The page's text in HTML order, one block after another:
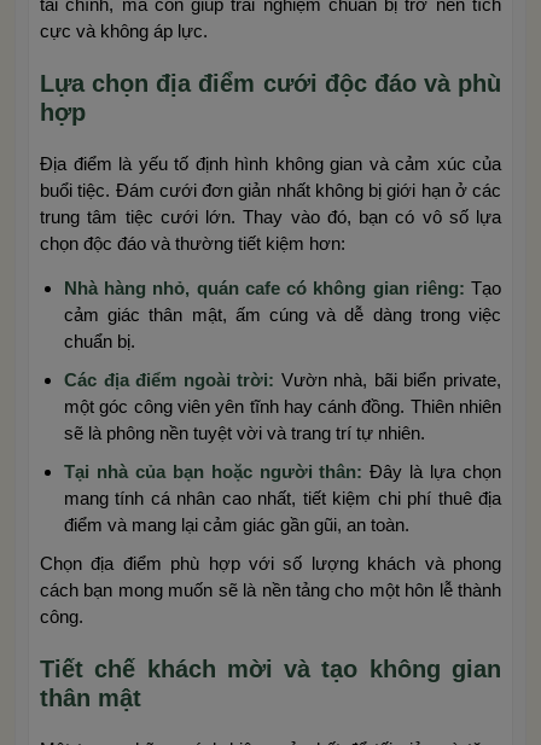
tài chính, mà còn giúp trải nghiệm chuẩn bị trở nên tích
cực và không áp lực.
Lựa chọn địa điểm cưới độc đáo và phù
hợp
Địa điểm là yếu tố định hình không gian và cảm xúc của
buổi tiệc. Đám cưới đơn giản nhất không bị giới hạn ở các
trung tâm tiệc cưới lớn. Thay vào đó, bạn có vô số lựa
chọn độc đáo và thường tiết kiệm hơn:
Nhà hàng nhỏ, quán cafe có không gian riêng: Tạo
cảm giác thân mật, ấm cúng và dễ dàng trong việc
chuẩn bị.
Các địa điểm ngoài trời: Vườn nhà, bãi biển private,
một góc công viên yên tĩnh hay cánh đồng. Thiên nhiên
sẽ là phông nền tuyệt vời và trang trí tự nhiên.
Tại nhà của bạn hoặc người thân: Đây là lựa chọn
mang tính cá nhân cao nhất, tiết kiệm chi phí thuê địa
điểm và mang lại cảm giác gần gũi, an toàn.
Chọn địa điểm phù hợp với số lượng khách và phong
cách bạn mong muốn sẽ là nền tảng cho một hôn lễ thành
công.
Tiết chế khách mời và tạo không gian
thân mật